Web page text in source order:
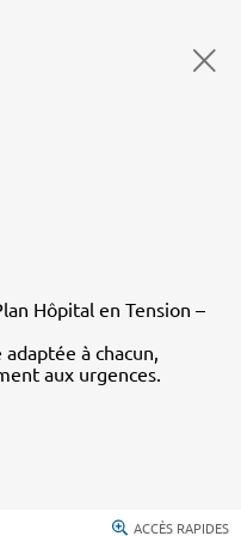
Hôpital en Tension –
à chacun,
aux urgences.
ACCÈS RAPIDES